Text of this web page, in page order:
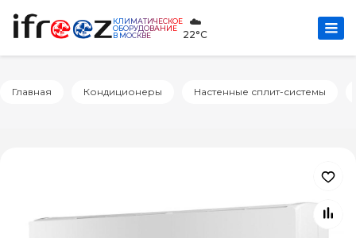
КЛИМАТИЧЕСКОЕ
ОБОРУДОВАНИЕ
В МОСКВЕ
☁️
22°C
Главная Кондиционеры Настенные сплит-системы